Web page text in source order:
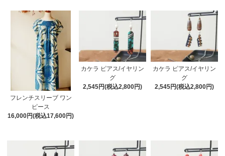
フレンチスリーブ ワン
ピース
16,000円(税込17,600円)
カケラ ピアス/イヤリン
グ
2,545円(税込2,800円)
カケラ ピアス/イヤリン
グ
2,545円(税込2,800円)